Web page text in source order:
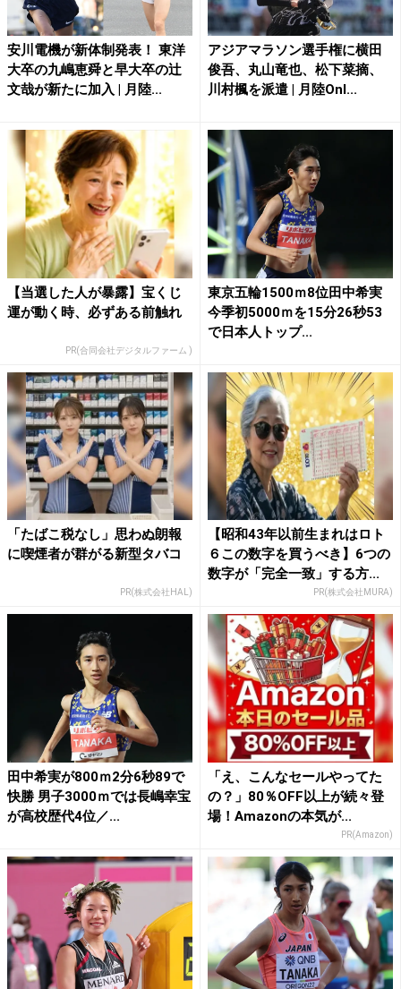
安川電機が新体制発表！ 東洋
大卒の九嶋恵舜と早大卒の辻
文哉が新たに加入 | 月陸...
アジアマラソン選手権に横田
俊吾、丸山竜也、松下菜摘、
川村楓を派遣 | 月陸Onl...
【当選した人が暴露】宝くじ
運が動く時、必ずある前触れ
PR(合同会社デジタルファーム )
東京五輪1500ｍ8位田中希実
今季初5000ｍを15分26秒53
で日本人トップ...
「たばこ税なし」思わぬ朗報
に喫煙者が群がる新型タバコ
PR(株式会社HAL)
【昭和43年以前生まれはロト
６この数字を買うべき】6つの
数字が「完全一致」する方...
PR(株式会社MURA)
田中希実が800ｍ2分6秒89で
快勝 男子3000ｍでは長嶋幸宝
が高校歴代4位／...
「え、こんなセールやってた
の？」80％OFF以上が続々登
場！Amazonの本気が...
PR(Amazon)